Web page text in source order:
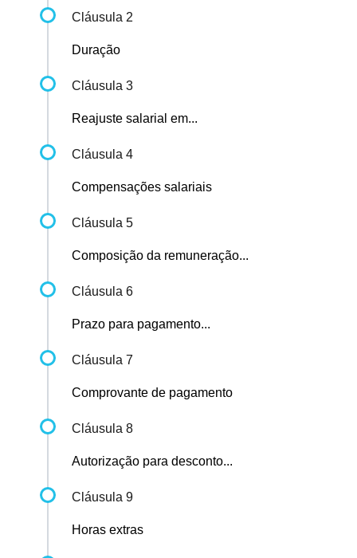
Cláusula 2
Duração
Cláusula 3
Reajuste salarial em...
Cláusula 4
Compensações salariais
Cláusula 5
Composição da remuneração...
Cláusula 6
Prazo para pagamento...
Cláusula 7
Comprovante de pagamento
Cláusula 8
Autorização para desconto...
Cláusula 9
Horas extras